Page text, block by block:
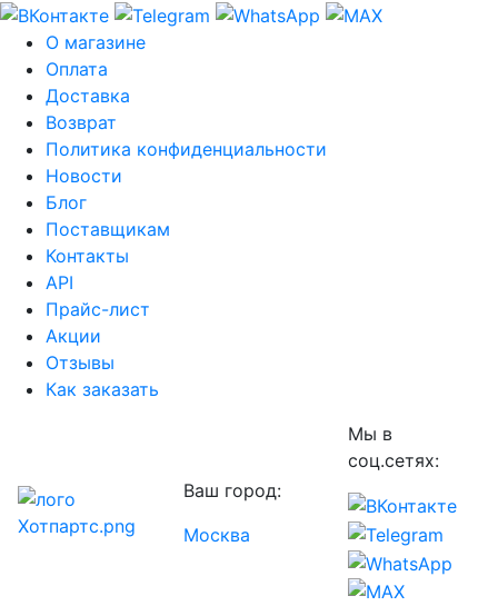
О магазине
Оплата
Доставка
Возврат
Политика конфиденциальности
Новости
Блог
Поставщикам
Контакты
API
Прайс-лист
Акции
Отзывы
Как заказать
Ваш город:
Москва
Мы в
соц.сетях: